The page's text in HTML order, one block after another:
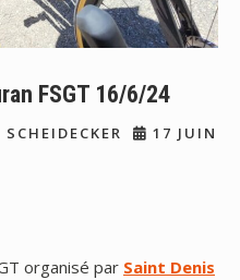
FSGT 16/6/24
17 JUIN
organisé par Saint Denis